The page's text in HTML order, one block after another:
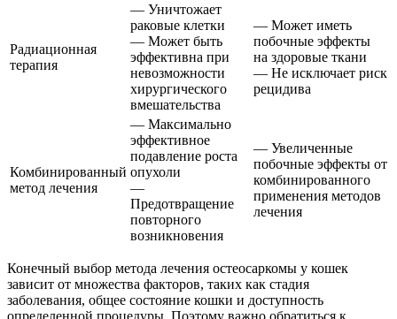
Радиационная
терапия
— Уничтожает
раковые клетки
— Может быть
эффективна при
невозможности
хирургического
вмешательства
— Может иметь
побочные эффекты
на здоровые ткани
— Не исключает риск
рецидива
Комбинированный
метод лечения
— Максимально
эффективное
подавление роста
опухоли
—
Предотвращение
повторного
возникновения
— Увеличенные
побочные эффекты от
комбинированного
применения методов
лечения
Конечный выбор метода лечения остеосаркомы у кошек
зависит от множества факторов, таких как стадия
заболевания, общее состояние кошки и доступность
определенной процедуры. Поэтому важно обратиться к